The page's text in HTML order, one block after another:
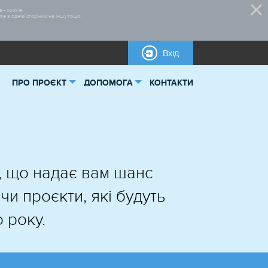
- cookie.
однієї сторінки на іншу тощо.
Вхід
ПРО ПРОЄКТ
проєкти
ДОПОМОГА
Бланки для завантаження
КОНТАКТИ
що надає вам шанс
проєкти, які будуть
року.